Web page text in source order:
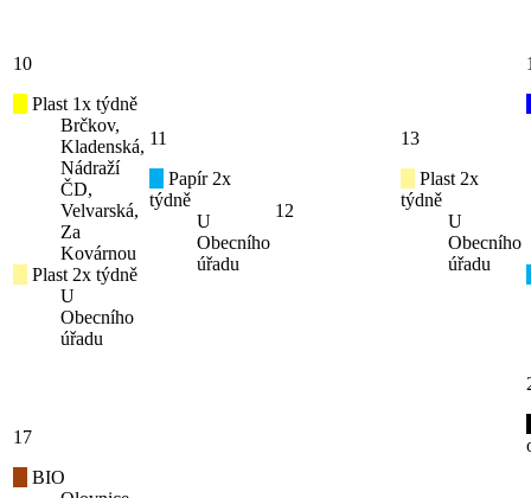
10
Plast 1x týdně
Brčkov,
Kladenská,
Nádraží
ČD,
Velvarská,
Za
Kovárnou
Plast 2x týdně
U
Obecního
úřadu
11
Papír 2x
týdně
U
Obecního
úřadu
12
13
Plast 2x
týdně
U
Obecního
úřadu
17
BIO